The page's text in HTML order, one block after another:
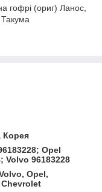
гофрі (ориг) Ланос,
Корея
Opel
Volvo 96183228
Opel,